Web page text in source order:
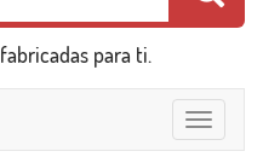
para ti.
Toggle
navigation